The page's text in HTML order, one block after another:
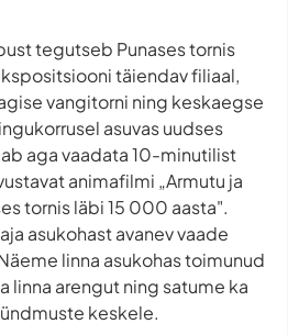
tegutseb Punases tornis
täiendav filiaal,
vangitorni ning keskaegse
asuvas uudses
aga vaadata 10-minutilist
animafilmi „Armutu ja
tornis läbi 15 000 aasta".
asukohast avanev vaade
linna asukohas toimunud
linna arengut ning satume ka
keskele.